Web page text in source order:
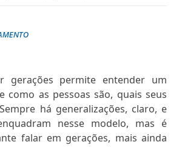
gerações permite entender um
como as pessoas são, quais seus
há generalizações, claro, e
nesse modelo, mas é
falar em gerações, mais ainda